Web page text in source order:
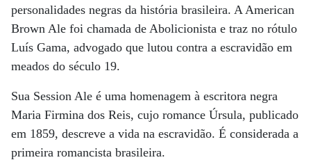
personalidades negras da história brasileira. A American
Brown Ale foi chamada de Abolicionista e traz no rótulo
Luís Gama, advogado que lutou contra a escravidão em
meados do século 19.
Sua Session Ale é uma homenagem à escritora negra
Maria Firmina dos Reis, cujo romance Úrsula, publicado
em 1859, descreve a vida na escravidão. É considerada a
primeira romancista brasileira.